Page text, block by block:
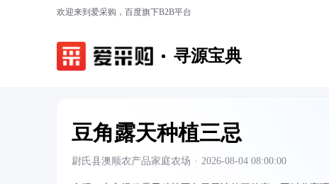
欢迎来到爱采购，百度旗下B2B平台
寻源宝典
豆角露天种植三忌
尉氏县澳顺农产品家庭农场 · 2026-08-04 08:00:00